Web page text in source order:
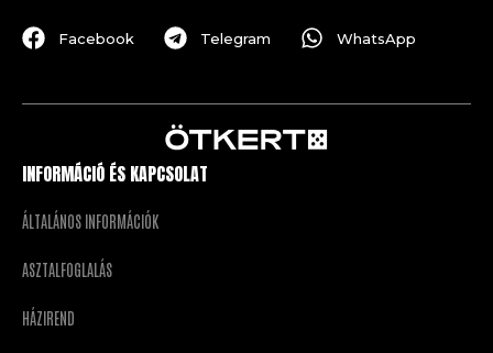
Facebook Telegram WhatsApp
INFORMÁCIÓ ÉS KAPCSOLAT
ÁLTALÁNOS INFORMÁCIÓK
ASZTALFOGLALÁS
HÁZIREND